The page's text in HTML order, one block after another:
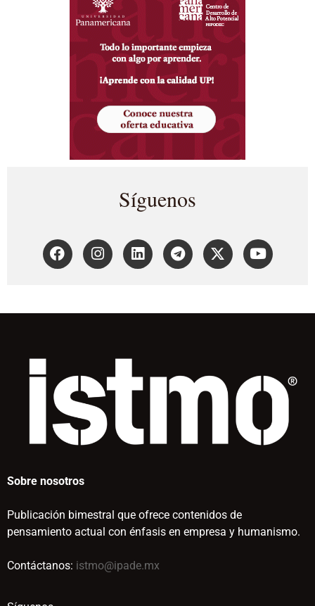
Síguenos
Sobre nosotros
Publicación bimestral que ofrece contenidos de
pensamiento actual con énfasis en empresa y humanismo.
Contáctanos: istmo@ipade.mx